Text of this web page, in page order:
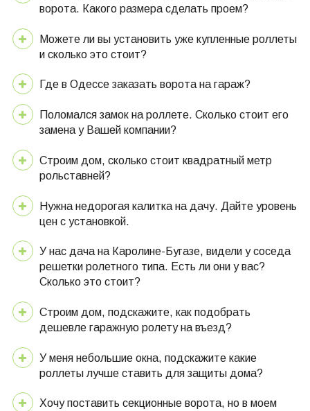
ворота. Какого размера сделать проем?
Можете ли вы установить уже купленные роллеты
и сколько это стоит?
Где в Одессе заказать ворота на гараж?
Поломался замок на роллете. Сколько стоит его
замена у Вашей компании?
Строим дом, сколько стоит квадратный метр
рольставней?
Нужна недорогая калитка на дачу. Дайте уровень
цен с установкой.
У нас дача на Каролине-Бугазе, видели у соседа
решетки ролетного типа. Есть ли они у вас?
Сколько это стоит?
Строим дом, подскажите, как подобрать
дешевле гаражную ролету на въезд?
У меня небольшие окна, подскажите какие
роллеты лучше ставить для защиты дома?
Хочу поставить секционные ворота, но в моем